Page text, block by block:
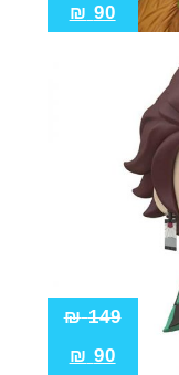
90
₪
149
₪
90
₪